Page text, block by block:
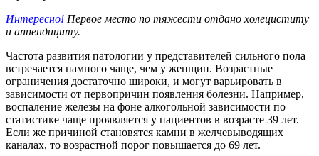
Интересно! Первое место по тяжести отдано холециститу
и аппендициту.
Частота развития патологии у представителей сильного пола
встречается намного чаще, чем у женщин. Возрастные
ограничения достаточно широки, и могут варьировать в
зависимости от первопричин появления болезни. Например,
воспаление железы на фоне алкогольной зависимости по
статистике чаще проявляется у пациентов в возрасте 39 лет.
Если же причиной становятся камни в желчевыводящих
каналах, то возрастной порог повышается до 69 лет.